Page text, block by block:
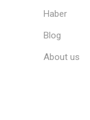
Haber
Blog
About us